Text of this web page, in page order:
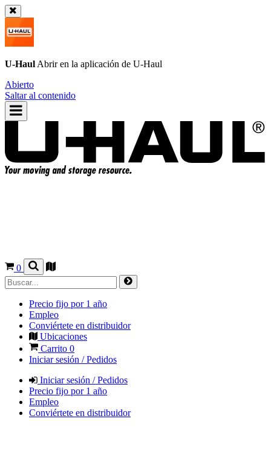
U-Haul Abrir en la aplicación de U-Haul
Abierto
Saltar al contenido
0
Precio fijo por 1 año
Empleo
Conviértete en distribuidor
Ubicaciones
Carrito 0
Iniciar sesión / Pedidos
Iniciar sesión / Pedidos
Precio fijo por 1 año
Empleo
Conviértete en distribuidor